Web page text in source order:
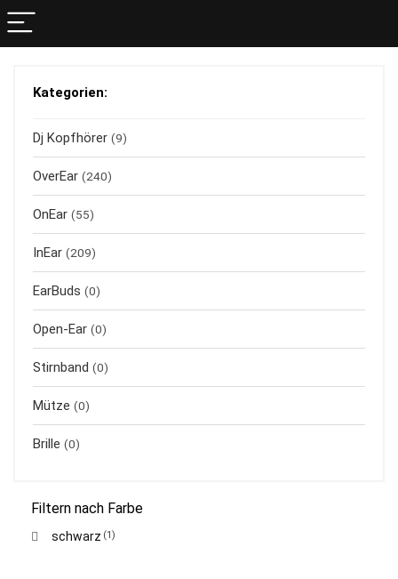
Kategorien:
Dj Kopfhörer (9)
OverEar (240)
OnEar (55)
InEar (209)
EarBuds (0)
Open-Ear (0)
Stirnband (0)
Mütze (0)
Brille (0)
Filtern nach Farbe
schwarz (1)